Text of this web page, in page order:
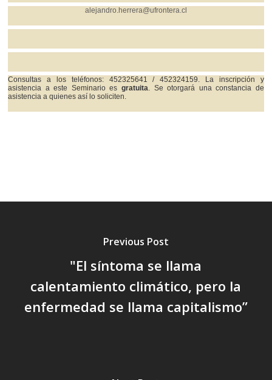
alejandro.herrera@ufrontera.cl
Consultas a los teléfonos: 452325641 / 452324159. La inscripción y
asistencia a este Seminario es gratuita. Se otorgará una constancia de
asistencia a quienes así lo soliciten.
Previous Post
"El síntoma se llama
calentamiento climático, pero la
enfermedad se llama capitalismo”